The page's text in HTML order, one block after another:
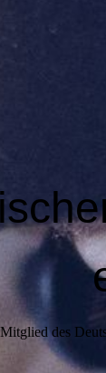
Mitglied des